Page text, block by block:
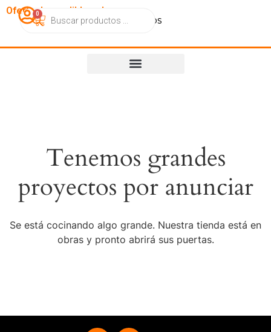
OfertasImperdibles.cl
CatálogoContactoNosotros
0
Tenemos grandes
proyectos por anunciar
Se está cocinando algo grande. Nuestra tienda está en
obras y pronto abrirá sus puertas.